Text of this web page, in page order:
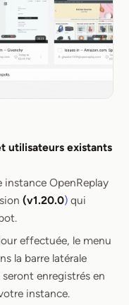
utilisateurs existants
OpenReplay
(v1.20.0) qui
effectuée, le menu
la barre latérale
enregistrés en
instance.